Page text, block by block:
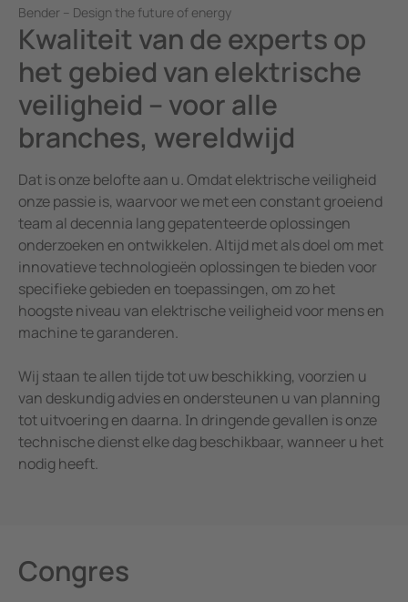
Bender – Design the future of energy
Kwaliteit van de experts op
het gebied van elektrische
veiligheid – voor alle
branches, wereldwijd
Dat is onze belofte aan u. Omdat elektrische veiligheid
onze passie is, waarvoor we met een constant groeiend
team al decennia lang gepatenteerde oplossingen
onderzoeken en ontwikkelen. Altijd met als doel om met
innovatieve technologieën oplossingen te bieden voor
specifieke gebieden en toepassingen, om zo het
hoogste niveau van elektrische veiligheid voor mens en
machine te garanderen.
Wij staan te allen tijde tot uw beschikking, voorzien u
van deskundig advies en ondersteunen u van planning
tot uitvoering en daarna. In dringende gevallen is onze
technische dienst elke dag beschikbaar, wanneer u het
nodig heeft.
Congres